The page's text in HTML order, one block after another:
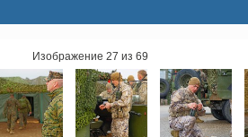
Изображение 27 из 69